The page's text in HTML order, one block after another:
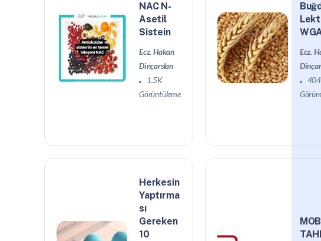
NAC N-
Asetil
Sistein
Ecz. Hakan
Dinçarslan
1.5K
Görüntüleme
Ecz.
404
Herkesin
Yaptırma
sı
Gereken
10